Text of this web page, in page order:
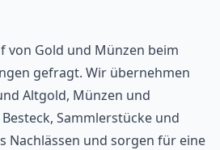
von Gold und Münzen beim
gefragt. Wir übernehmen
Altgold, Münzen und
Sammlerstücke und
Nachlässen und sorgen für eine